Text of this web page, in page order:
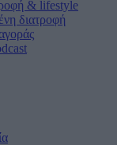
& lifestyle
διατροφή